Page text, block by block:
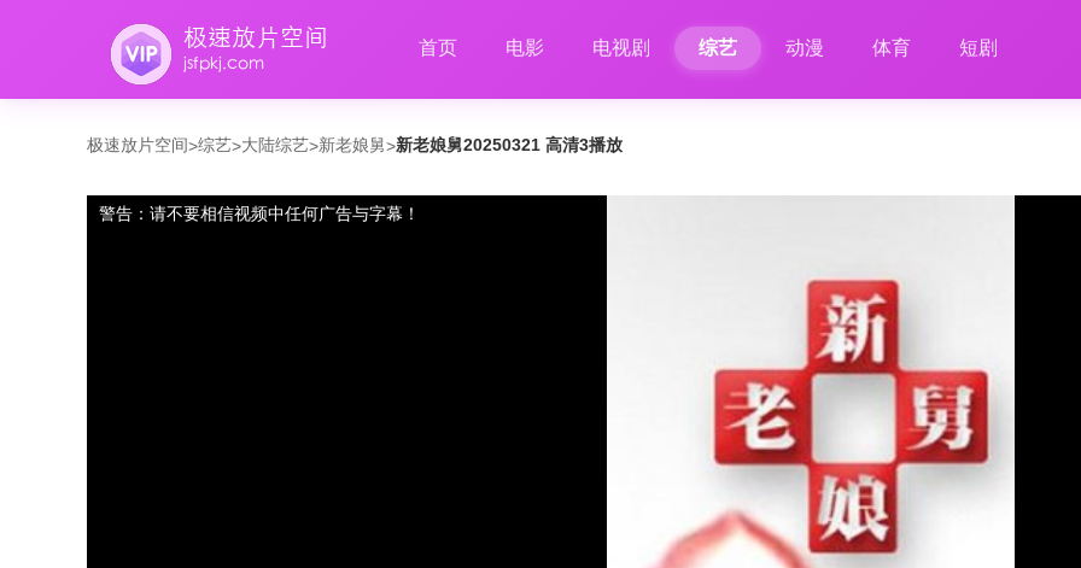
首页 电影 电视剧 综艺 动漫 体育 短剧
极速放片空间>综艺>大陆综艺>新老娘舅>新老娘舅20250321 高清3播放
警告：请不要相信视频中任何广告与字幕！